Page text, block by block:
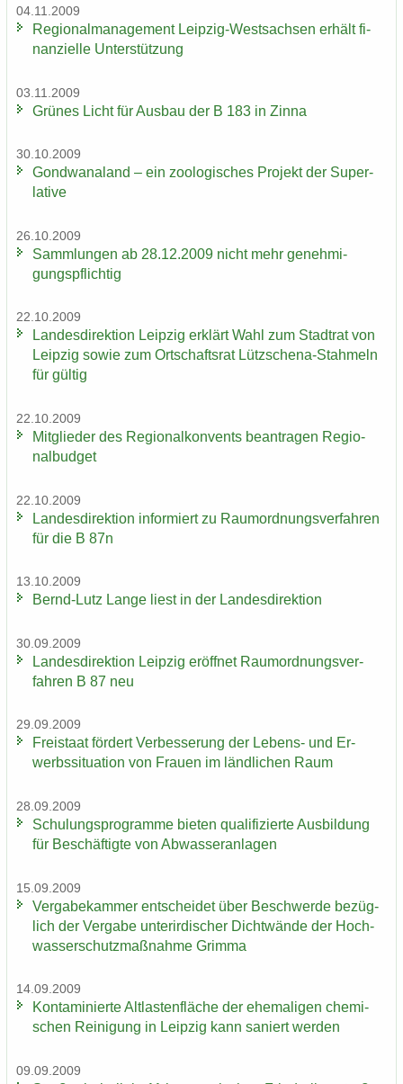
04.11.2009
Re­gio­nal­ma­nage­ment Leipzig-​Westsachsen er­hält fi­
nan­zi­el­le Un­ter­stüt­zung
03.11.2009
Grü­nes Licht für Aus­bau der B 183 in Zinna
30.10.2009
Gond­wa­na­land – ein zoo­lo­gi­sches Pro­jekt der Su­per­
la­ti­ve
26.10.2009
Samm­lun­gen ab 28.12.2009 nicht mehr ge­neh­mi­
gungs­pflich­tig
22.10.2009
Lan­des­di­rek­ti­on Leip­zig er­klärt Wahl zum Stadt­rat von
Leip­zig sowie zum Ort­schafts­rat Lützschena-​Stahmeln
für gül­tig
22.10.2009
Mit­glie­der des Re­gio­nal­kon­vents be­an­tra­gen Re­gio­
nal­bud­get
22.10.2009
Lan­des­di­rek­ti­on in­for­miert zu Raum­ord­nungs­ver­fah­ren
für die B 87n
13.10.2009
Bernd-​Lutz Lange liest in der Lan­des­di­rek­ti­on
30.09.2009
Lan­des­di­rek­ti­on Leip­zig er­öff­net Raum­ord­nungs­ver­
fah­ren B 87 neu
29.09.2009
Frei­staat för­dert Ver­bes­se­rung der Lebens-​ und Er­
werbs­si­tua­ti­on von Frau­en im länd­li­chen Raum
28.09.2009
Schu­lungs­pro­gram­me bie­ten qua­li­fi­zier­te Aus­bil­dung
für Be­schäf­tig­te von Ab­was­ser­an­la­gen
15.09.2009
Ver­ga­be­kam­mer ent­schei­det über Be­schwer­de be­züg­
lich der Ver­ga­be un­ter­ir­di­scher Dicht­wän­de der Hoch­
was­ser­schutz­maß­nah­me Grim­ma
14.09.2009
Kon­ta­mi­nier­te Alt­las­ten­flä­che der ehe­ma­li­gen che­mi­
schen Rei­ni­gung in Leip­zig kann sa­niert wer­den
09.09.2009